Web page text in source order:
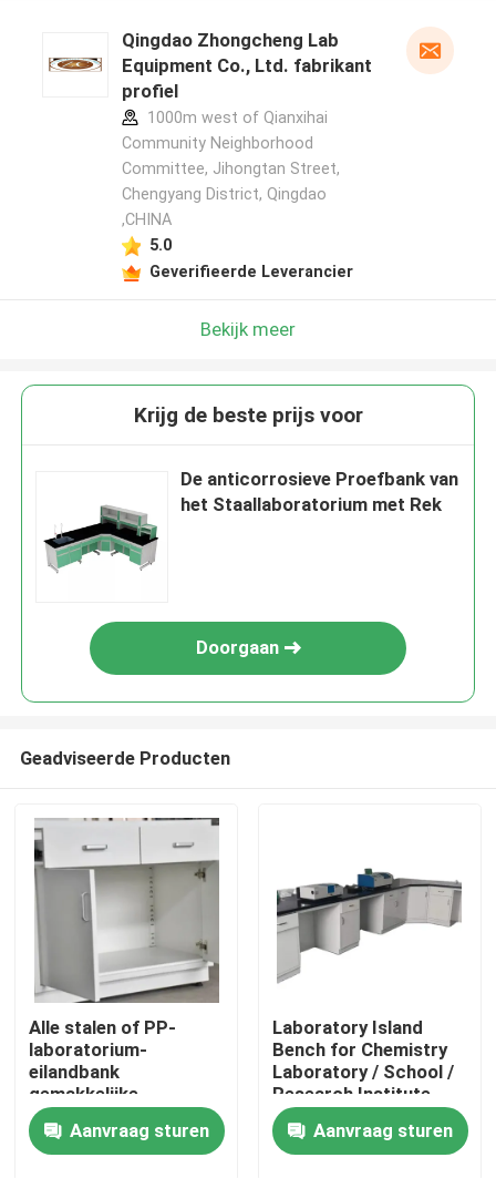
Thuis
Over ons
Qingdao Zhongcheng Lab
Equipment Co., Ltd. fabrikant
profiel
1000m west of Qianxihai
Community Neighborhood
Committee, Jihongtan Street,
Chengyang District, Qingdao
,CHINA
5.0
Geverifieerde Leverancier
Bekijk meer
Krijg de beste prijs voor
De anticorrosieve Proefbank van
het Staallaboratorium met Rek
Doorgaan
Geadviseerde Producten
Alle stalen of PP-
laboratorium-
eilandbank
gemakkelijke
installatie
Aanvraag sturen
Laboratory Island
Bench for Chemistry
Laboratory / School /
Research Institute
Toepassingen
Aanvraag sturen